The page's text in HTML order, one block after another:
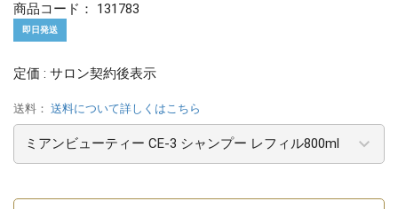
商品コード： 131783
即日発送
定価 : サロン契約後表示
送料： 送料について詳しくはこちら